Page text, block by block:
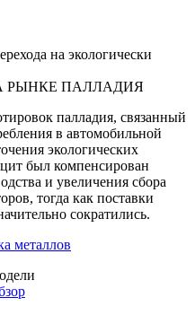
на экологически
РЫНКЕ ПАЛЛАДИЯ
палладия, связанный
в автомобильной
экологических
был компенсирован
и увеличения сбора
тогда как поставки
сократились.
металлов